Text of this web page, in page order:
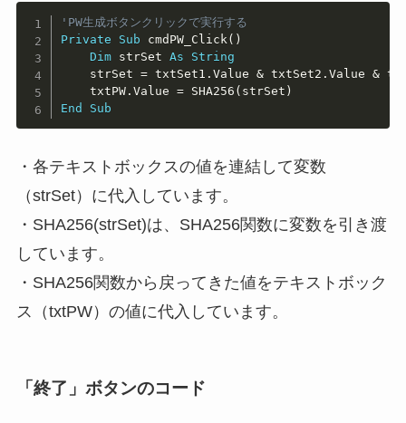
'PW生成ボタンクリックで実行する
Private
Sub cmdPW_Click ( )
Dim strSet As
String
    strSet
= txtSet1 .Value & txtSet2 .Value &
    txtPW
.Value = SHA256 ( strSet )
End
Sub
・各テキストボックスの値を連結して変数
（strSet）に代入しています。
・ SHA256(strSet)は、SHA256関数に変数を引き渡
しています。
・SHA256関数から戻ってきた値をテキストボック
ス（txtPW）の値に代入しています。
「終了」ボタンのコード